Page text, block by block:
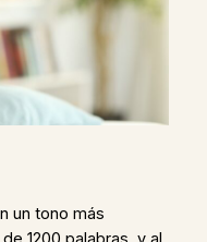
un tono más